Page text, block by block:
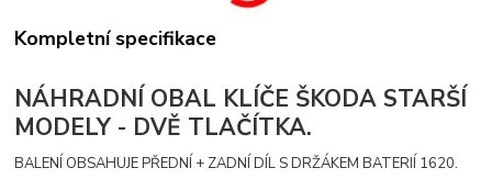
Kompletní specifikace
NÁHRADNÍ OBAL KLÍČE ŠKODA STARŠÍ
MODELY - DVĚ TLAČÍTKA.
BALENÍ OBSAHUJE PŘEDNÍ + ZADNÍ DÍL S DRŽÁKEM BATERIÍ 1620.